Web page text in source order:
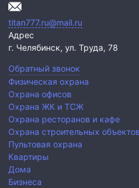
titan777.ru@mail.ru
Адрес
г. Челябинск, ул. Труда, 78
Обратный звонок
Физическая охрана
Охрана офисов
Охрана ЖК и ТСЖ
Охрана ресторанов и кафе
Охрана строительных
Пультовая охрана
Квартиры
Дома
Бизнеса